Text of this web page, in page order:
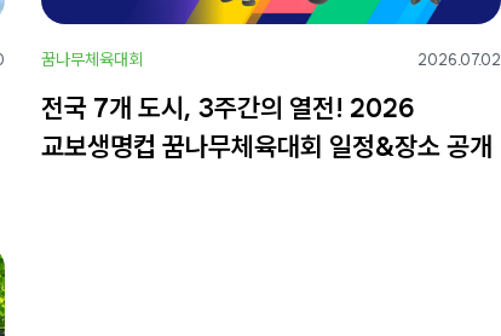
꿈나무체육대회 2026.07.02
전국 7개 도시, 3주간의 열전! 2026
교보생명컵 꿈나무체육대회 일정&장소 공개